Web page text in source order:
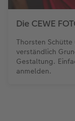
Die CEWE
Thorsten
verständlich
Gestaltung.
anmelden.